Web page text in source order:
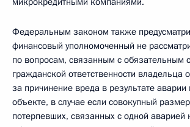
Федеральным законом также
финансовый уполномоченный не
по вопросам, связанным с обязательным
гражданской ответственности владельца
за причинение вреда в результате
объекте, в случае если совокупный
потерпевших, связанных с одной аварией